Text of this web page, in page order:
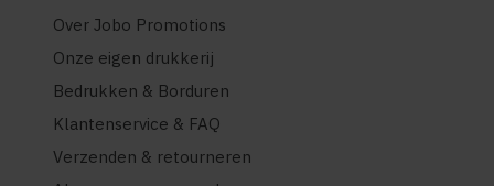
Over Jobo Promotions
Onze eigen drukkerij
Bedrukken & Borduren
Klantenservice & FAQ
Verzenden & retourneren